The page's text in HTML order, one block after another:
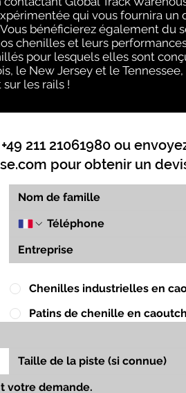
qui vous fournira un
bénéficierez également du
chenilles et leurs
pour lesquels elles sont
le New Jersey et le
les rails !
211 21061980 ou
pour obtenir un
Chenilles industrielles en
Patins de chenille en